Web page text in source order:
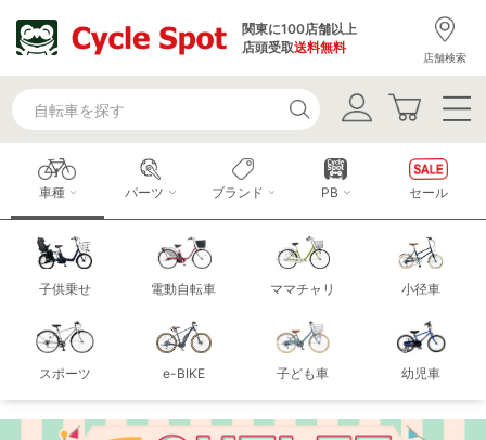
関東に100店舗以上
店頭受取送料無料
店舗検索
車種
子供乗せ 電動自転車 ママチャリ 小径車
スポーツ e-BIKE 子ども車 幼児車
パーツ ブランド PB セール